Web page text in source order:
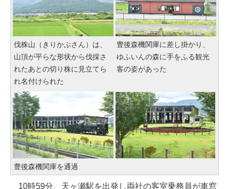
伐株山（きりかぶさん）は、
山頂が平らな形状から伐採さ
れたあとの切り株に見立てら
れ名付けられた
豊後森機関庫に差し掛かり、
ゆふいんの森に手をふる観光
客の姿があった
豊後森機関庫を通過
10時59分、天ヶ瀬駅を出発し両社の客室乗務員が車窓